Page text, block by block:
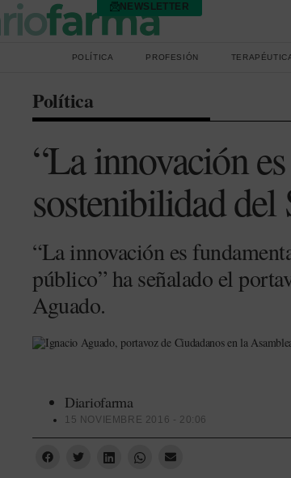
NEWSLETTER
POLÍTICA PROFESIÓN
Política
“La innovación
sostenibilidad del
“La innovación es
público” ha señalado el
Aguado.
Diariofarma
15 NOVIEMBRE 2016 - 20:06